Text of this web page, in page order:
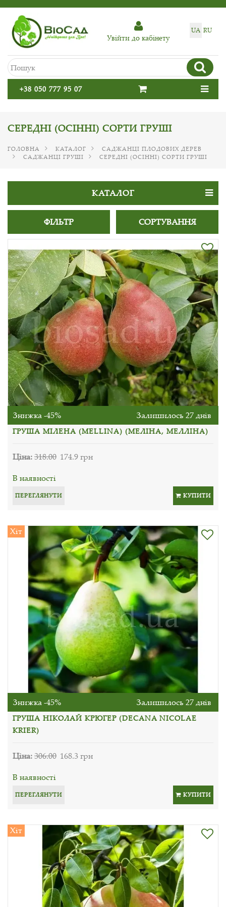
UA RU
Увiйти до кабiнету
+38 050 777 95 07
СЕРЕДНІ (ОСІННІ) СОРТИ ГРУШІ
ГОЛОВНА КАТАЛОГ
САДЖАНЦІ ПЛОДОВИХ ДЕРЕВ
САДЖАНЦІ ГРУШІ
СЕРЕДНІ (ОСІННІ) СОРТИ ГРУШІ
КАТАЛОГ
ФІЛЬТР СОРТУВАННЯ
Знижка -45% Залишилось 27 днів
ГРУША МІЛЕНА (MELLINA) (МЕЛІНА, МЕЛЛІНА)
Ціна:318.00 174.9 грн
В наявності
ПЕРЕГЛЯНУТИ КУПИТИ
Хіт
Знижка -45% Залишилось 27 днів
ГРУША НІКОЛАЙ КРЮГЕР (DECANA NICOLAE
KRIER)
Ціна:306.00 168.3 грн
В наявності
ПЕРЕГЛЯНУТИ КУПИТИ
Хіт